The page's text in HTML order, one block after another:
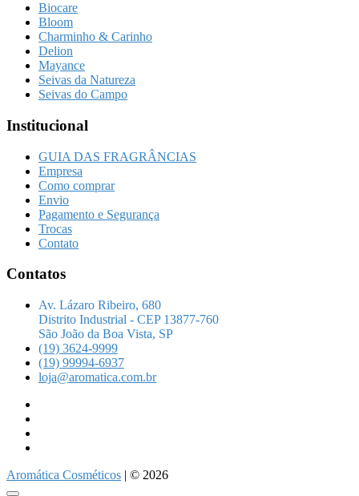
Biocare
Bloom
Charminho & Carinho
Delion
Mayance
Seivas da Natureza
Seivas do Campo
Institucional
GUIA DAS FRAGRÂNCIAS
Empresa
Como comprar
Envio
Pagamento e Segurança
Trocas
Contato
Contatos
Av. Lázaro Ribeiro, 680
Distrito Industrial - CEP 13877-760
São João da Boa Vista, SP
(19) 3624-9999
(19) 99994-6937
loja@aromatica.com.br
Aromática Cosméticos | © 2026